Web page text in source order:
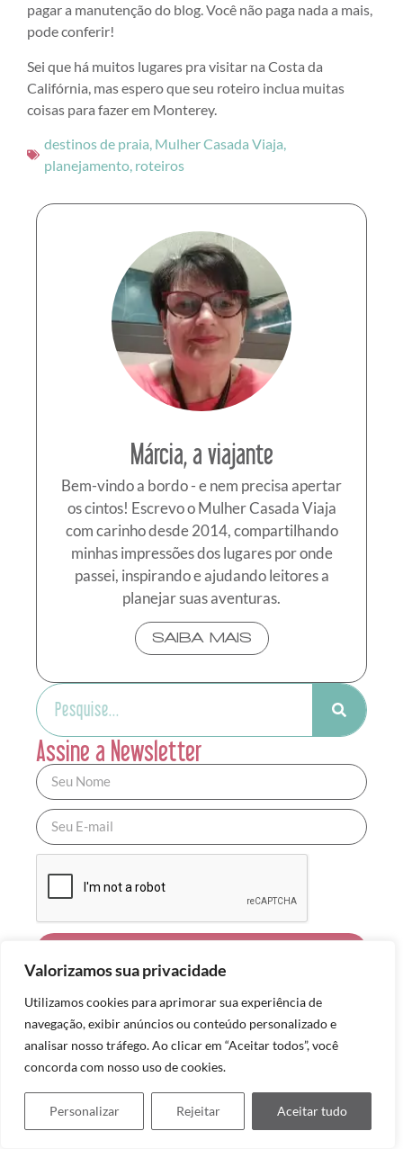
Valorizamos sua privacidade
Utilizamos cookies para aprimorar sua experiência de
navegação, exibir anúncios ou conteúdo personalizado e
analisar nosso tráfego. Ao clicar em “Aceitar todos”, você
concorda com nosso uso de cookies.
Personalizar Rejeitar Aceitar tudo
pagar a manutenção do blog. Você não paga nada a mais,
pode conferir!
Sei que há muitos lugares pra visitar na Costa da
Califórnia, mas espero que seu roteiro inclua muitas
coisas para fazer em Monterey.
destinos de praia, Mulher Casada Viaja,
planejamento, roteiros
Márcia, a viajante
Bem-vindo a bordo - e nem precisa apertar
os cintos! Escrevo o Mulher Casada Viaja
com carinho desde 2014, compartilhando
minhas impressões dos lugares por onde
passei, inspirando e ajudando leitores a
planejar suas aventuras.
SAIBA MAIS
Assine a Newsletter
Resolva sua Viagem
planejamento da viagem? Retribua sem pagar nada
simpática de retribuir pela ajuda sem custo